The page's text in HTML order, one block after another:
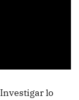
Investigar lo